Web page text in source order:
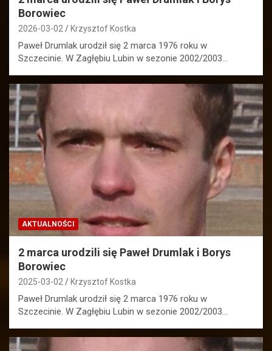
Borowiec
2026-03-02 Krzysztof Kostka
Paweł Drumlak urodził się 2 marca 1976 roku w
Szczecinie. W Zagłębiu Lubin w sezonie 2002/2003…
AKTUALNOŚCI
2 marca urodzili się Paweł Drumlak i Borys
Borowiec
2025-03-02 Krzysztof Kostka
Paweł Drumlak urodził się 2 marca 1976 roku w
Szczecinie. W Zagłębiu Lubin w sezonie 2002/2003…